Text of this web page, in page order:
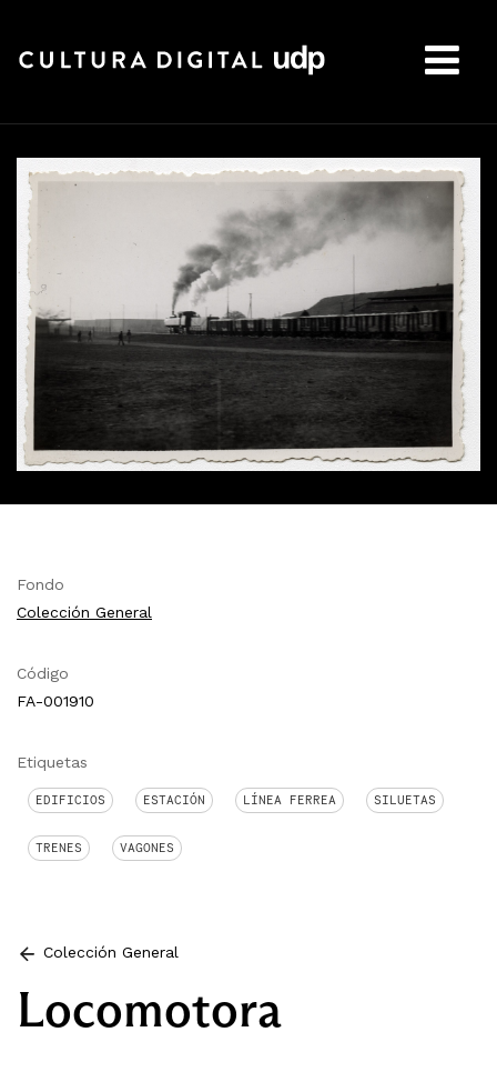
Fondo
Colección General
Código
FA-001910
Etiquetas
EDIFICIOS ESTACIÓN LÍNEA FERREA SILUETAS
TRENES VAGONES
Colección General
Locomotora